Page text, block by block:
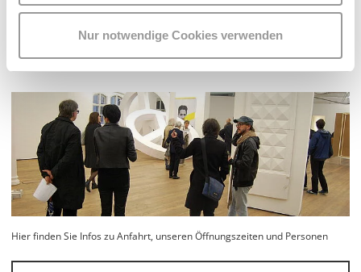
Nur notwendige Cookies verwenden
MEHR LESEN
Hier finden Sie Infos zu Anfahrt, unseren Öffnungszeiten und Personen